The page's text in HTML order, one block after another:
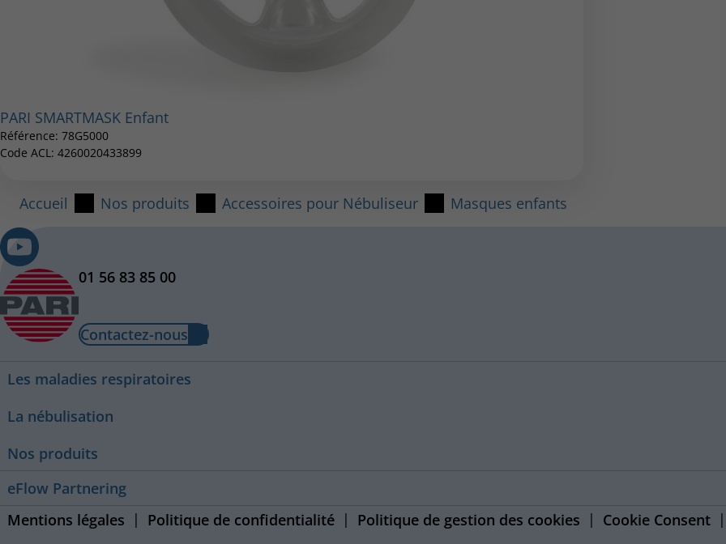
PARI SMARTMASK Enfant
Référence: 78G5000
Code ACL: 4260020433899
Accueil Nos produits Accessoires pour Nébuliseur Masques enfants
01 56 83 85 00
Contactez-nous
Les maladies respiratoires
La nébulisation
Nos produits
eFlow Partnering
Mentions légales
Politique de confidentialité Politique de gestion des cookies Cookie Consent